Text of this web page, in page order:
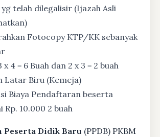
telah dilegalisir (Ijazah Asli
Fotocopy KTP/KK sebanyak
x 4 = 6 Buah dan 2 x 3 = 2 buah
Latar Biru (Kemeja)
Biaya Pendaftaran beserta
Rp. 10.000 2 buah
Peserta Didik Baru (PPDB) PKBM